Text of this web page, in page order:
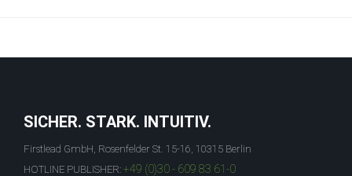
SICHER. STARK. INTUITIV.
Firstlead GmbH, Rosenfelder St. 15-16, 10315 Berlin
HOTLINE PUBLISHER: +49 (0)30 - 609 83 61-0